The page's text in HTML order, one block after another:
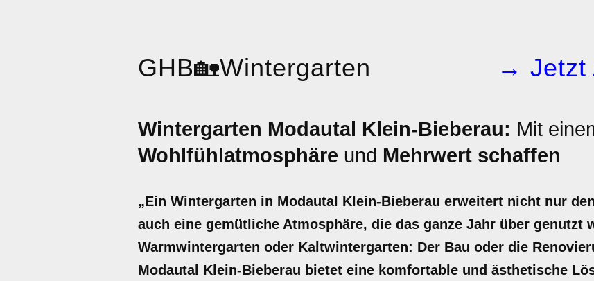
GHB🏡Wintergarten → Jetzt
Wintergarten Modautal Klein-Bieberau: Mit
Wohlfühlatmosphäre und Mehrwert schaffen
„Ein Wintergarten in Modautal Klein-Bieberau erweitert nicht nur
auch eine gemütliche Atmosphäre, die das ganze Jahr über genutzt
Warmwintergarten oder Kaltwintergarten: Der Bau oder die
Modautal Klein-Bieberau bietet eine komfortable und ästhetische